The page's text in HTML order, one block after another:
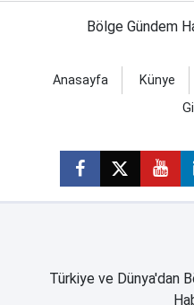
Bölge Gündem
Anasayfa Künye
Türkiye ve Dünya'dan